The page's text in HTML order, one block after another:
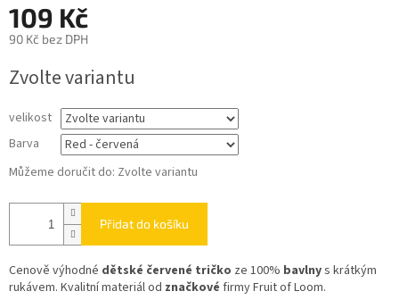
109 Kč
90 Kč bez DPH
cena:
Zvolte variantu
velikost
Barva
Můžeme doručit do: Zvolte variantu
Přidat do košíku
Cenově výhodné dětské červené tričko ze 100% bavlnys krátkým
rukávem. Kvalitní materiál od značkové firmy Fruit of Loom.